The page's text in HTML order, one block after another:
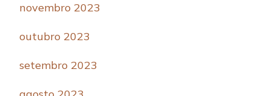
novembro 2023
outubro 2023
setembro 2023